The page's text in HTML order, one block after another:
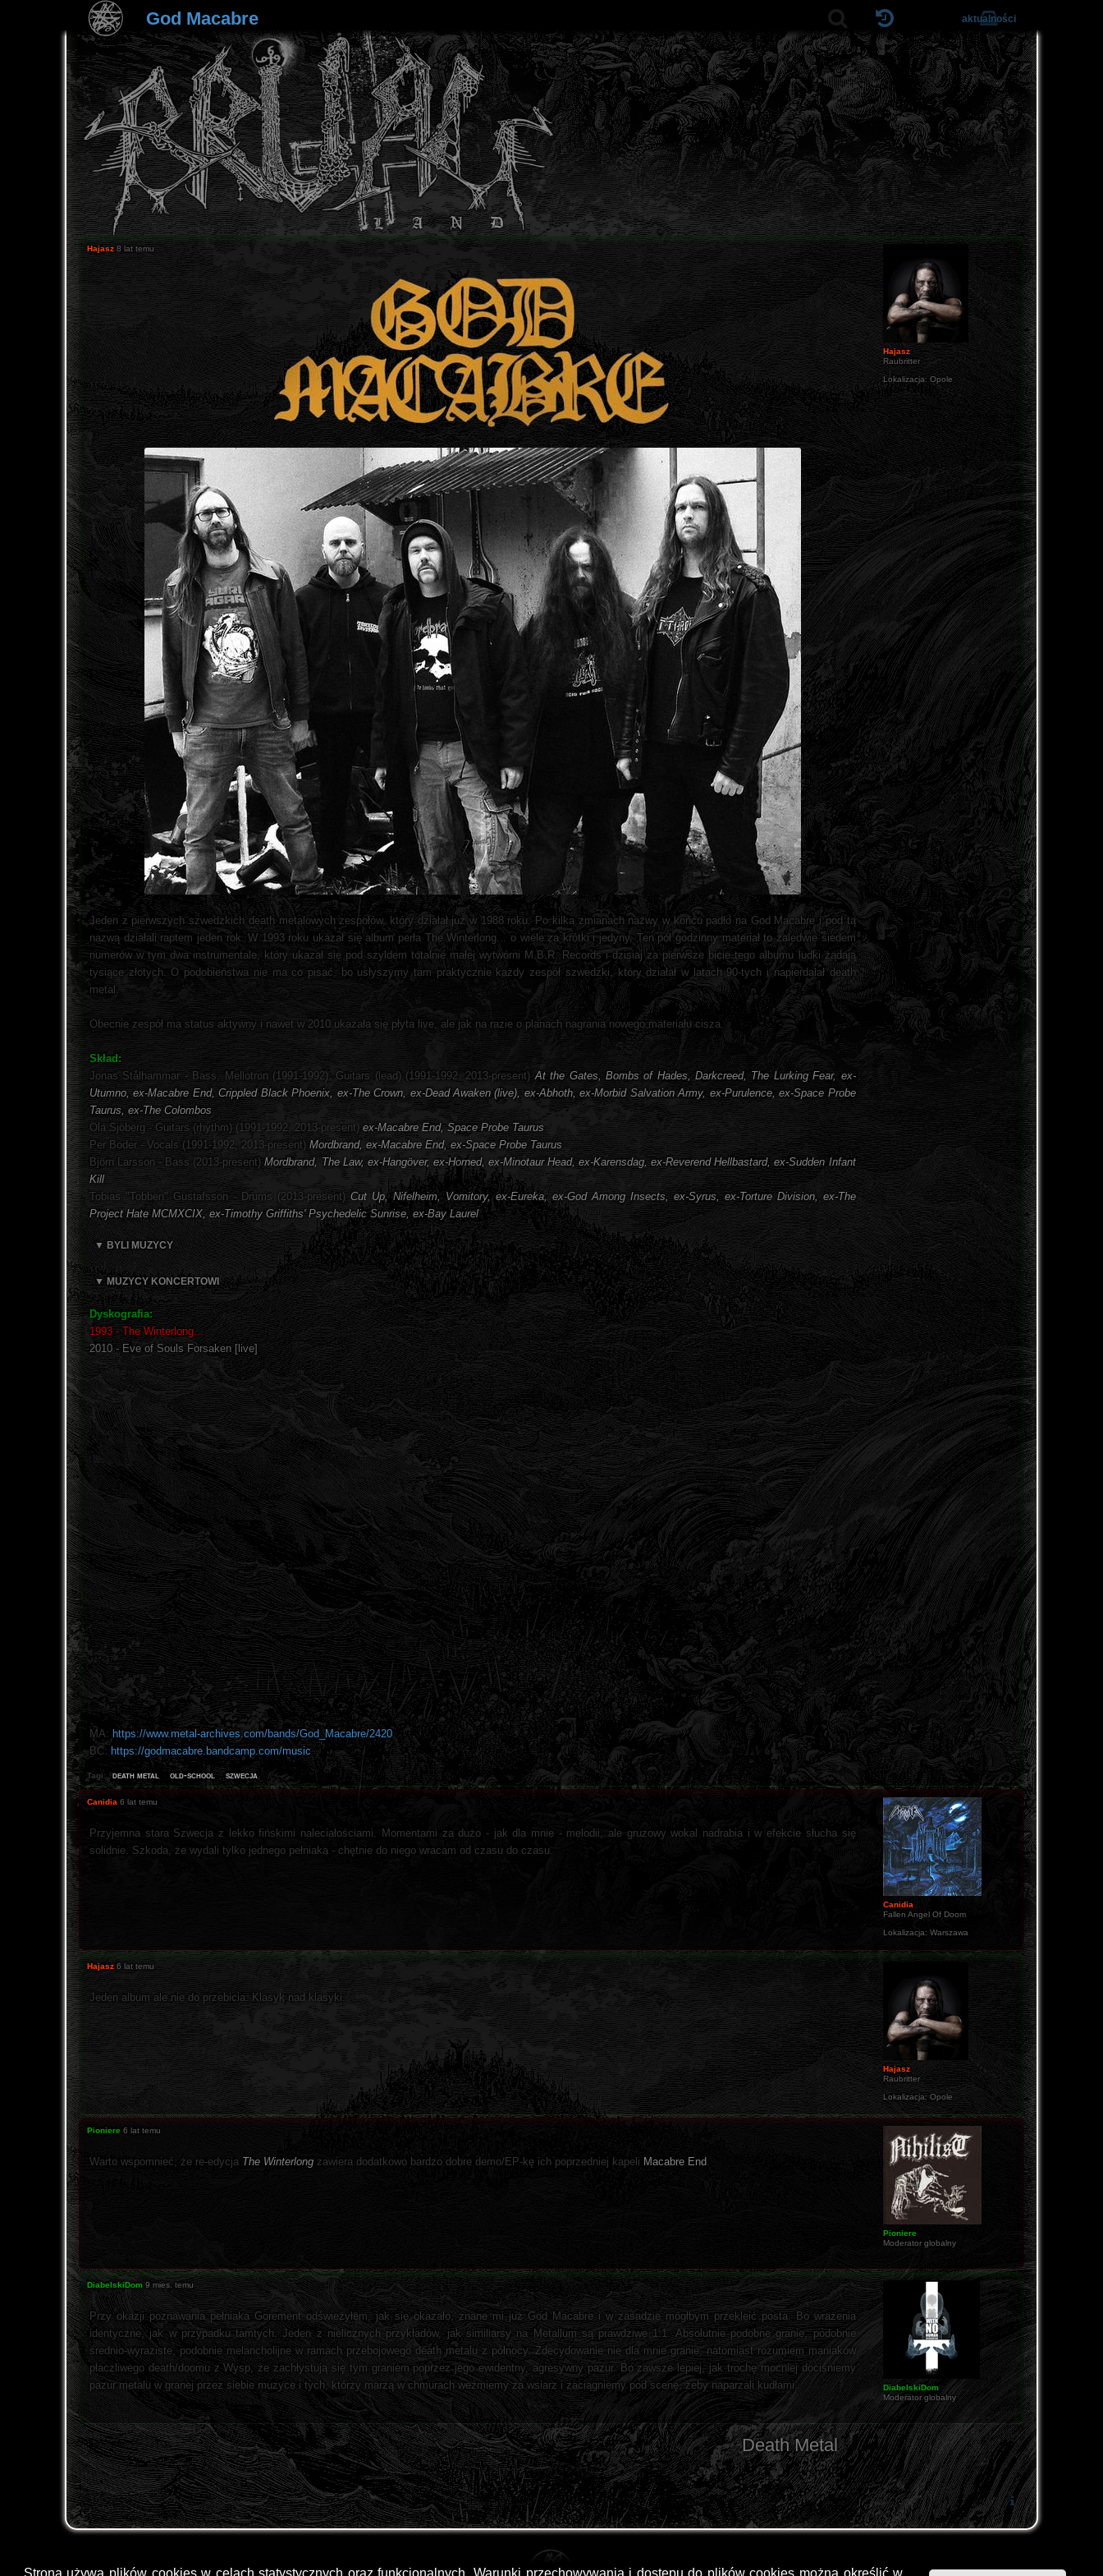
Strona używa plików cookies w celach statystycznych oraz funkcjonalnych. Warunki przechowywania i dostępu do plików cookies można określić w
God Macabre aktualności
Hajasz
Raubritter
Lokalizacja: Opole
Hajasz 8 lat temu
Jeden z pierwszych szwedzkich death metalowych zespołów, który działał już w 1988 roku. Po kilka zmianach nazwy w końcu padło na God Macabre i pod tą
nazwą działali raptem jeden rok. W 1993 roku ukazał się album perła The Winterlong... o wiele za krótki i jedyny. Ten pół godzinny materiał to zaledwie siedem
numerów w tym dwa instrumentale, który ukazał się pod szyldem totalnie małej wytwórni M.B.R. Records i dzisiaj za pierwsze bicie tego albumu ludki żądają
tysiące złotych. O podobieństwa nie ma co pisać, bo usłyszymy tam praktycznie każdy zespół szwedzki, który działał w latach 90-tych i napierdalał death
metal.
Obecnie zespół ma status aktywny i nawet w 2010 ukazała się płyta live, ale jak na razie o planach nagrania nowego materiału cisza.
Skład:
Jonas Stålhammar - Bass, Mellotron (1991-1992), Guitars (lead) (1991-1992, 2013-present)At the Gates, Bombs of Hades, Darkcreed, The Lurking Fear, ex-
Utumno, ex-Macabre End, Crippled Black Phoenix, ex-The Crown, ex-Dead Awaken (live), ex-Abhoth, ex-Morbid Salvation Army, ex-Purulence, ex-Space Probe
Taurus, ex-The Colombos
Ola Sjöberg - Guitars (rhythm) (1991-1992, 2013-present) ex-Macabre End, Space Probe Taurus
Per Boder - Vocals (1991-1992, 2013-present) Mordbrand, ex-Macabre End, ex-Space Probe Taurus
Björn Larsson - Bass (2013-present)Mordbrand, The Law, ex-Hangöver, ex-Horned, ex-Minotaur Head, ex-Karensdag, ex-Reverend Hellbastard, ex-Sudden Infant
Kill
Tobias "Tobben" Gustafsson - Drums (2013-present) Cut Up, Nifelheim, Vomitory, ex-Eureka, ex-God Among Insects, ex-Syrus, ex-Torture Division, ex-The
Project Hate MCMXCIX, ex-Timothy Griffiths' Psychedelic Sunrise, ex-Bay Laurel
▼ BYLI MUZYCY
▼ MUZYCY KONCERTOWI
Dyskografia:
1993 - The Winterlong...
2010 - Eve of Souls Forsaken [live]
MA: https://www.metal-archives.com/bands/God_Macabre/2420
BC: https://godmacabre.bandcamp.com/music
Tagi: death metal old-school szwecja
Canidia
Fallen Angel Of Doom
Lokalizacja: Warszawa
Canidia 6 lat temu
Przyjemna stara Szwecja z lekko fińskimi naleciałościami. Momentami za dużo - jak dla mnie - melodii, ale gruzowy wokal nadrabia i w efekcie słucha się
solidnie. Szkoda, że wydali tylko jednego pełniaka - chętnie do niego wracam od czasu do czasu.
Hajasz
Raubritter
Lokalizacja: Opole
Hajasz 6 lat temu
Jeden album ale nie do przebicia. Klasyk nad klasyki.
Pioniere
Moderator globalny
Pioniere 6 lat temu
Warto wspomnieć, że re-edycja The Winterlong zawiera dodatkowo bardzo dobre demo/EP-kę ich poprzedniej kapeli Macabre End.
DiabelskiDom
Moderator globalny
DiabelskiDom 9 mies. temu
Przy okazji poznawania pełniaka Gorement odświeżyłem, jak się okazało, znane mi już God Macabre i w zasadzie mógłbym przekleić posta. Bo wrażenia
identyczne, jak w przypadku tamtych. Jeden z nielicznych przykładów, jak similiarsy na Metallum są prawdziwe 1:1. Absolutnie podobne granie, podobnie
średnio-wyraziste, podobnie melancholijne w ramach przebojowego death metalu z północy. Zdecydowanie nie dla mnie granie, natomiast rozumiem maniaków
płaczliwego death/doomu z Wysp, że zachłystują się tym graniem poprzez jego ewidentny, agresywny pazur. Bo zawsze lepiej, jak trochę mocniej dociśniemy
pazur metalu w granej przez siebie muzyce i tych, którzy marzą w chmurach weźmiemy za wsiarz i zaciągniemy pod scenę, żeby naparzali kudłami.
Death Metal